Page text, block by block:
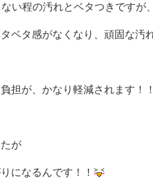
い程の汚れとベタつきですが、
ベタ感がなくなり、頑固な汚
担が、かなり軽減されます！
が
になるんです！！